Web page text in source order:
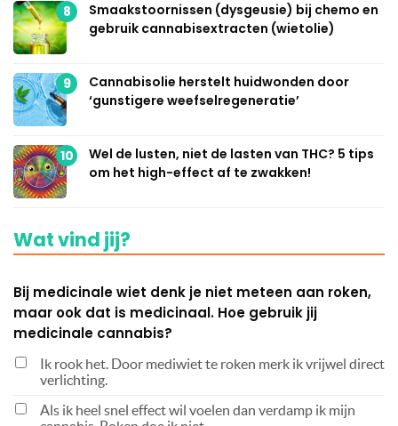
8
Smaakstoornissen (dysgeusie) bij chemo en
gebruik cannabisextracten (wietolie)
9
Cannabisolie herstelt huidwonden door
‘gunstigere weefselregeneratie’
10
Wel de lusten, niet de lasten van THC? 5 tips
om het high-effect af te zwakken!
Wat vind jij?
Bij medicinale wiet denk je niet meteen aan roken,
maar ook dat is medicinaal. Hoe gebruik jij
medicinale cannabis?
Ik rook het. Door mediwiet te roken merk ik vrijwel direct
verlichting.
Als ik heel snel effect wil voelen dan verdamp ik mijn